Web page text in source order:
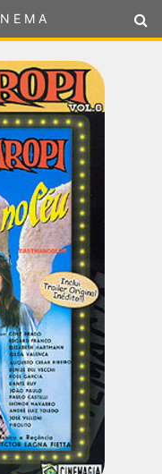
de filmes e
pode
você ou a
também
aos